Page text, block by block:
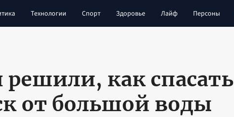
Технологии Спорт Здоровье Лайф Персоны
как спасать
от большой воды